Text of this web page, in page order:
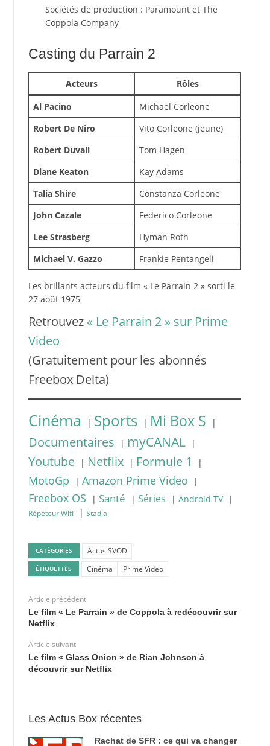
Sociétés de production : Paramount et The
Coppola Company
Casting du Parrain 2
Acteurs
Rôles
Al Pacino
Michael Corleone
Robert De Niro
Vito Corleone (jeune)
Robert Duvall
Tom Hagen
Diane Keaton
Kay Adams
Talia Shire
Constanza Corleone
John Cazale
Federico Corleone
Lee Strasberg
Hyman Roth
Michael V. Gazzo
Frankie Pentangeli
Les brillants acteurs du film « Le Parrain 2 » sorti le
27 août 1975
Retrouvez « Le Parrain 2 » sur Prime
Video
(Gratuitement pour les abonnés
Freebox Delta)
Cinéma | Sports | Mi Box S |
Documentaires | myCANAL |
Youtube | Netflix | Formule 1 |
MotoGp | Amazon Prime Video |
Freebox OS | Santé | Séries | Android TV |
Répéteur Wifi | Stadia
CATÉGORIES Actus SVOD
ÉTIQUETTES Cinéma Prime Video
Article précédent
Le film « Le Parrain » de Coppola à redécouvrir sur
Netflix
Article suivant
Le film « Glass Onion » de Rian Johnson à
découvrir sur Netflix
Les Actus Box récentes
Rachat de SFR : ce qui va changer